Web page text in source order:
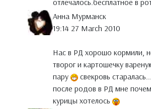
отлечалось.бесплатное в
Анна Мурманск
19:14 27 March 2010
Нас в РД хорошо кормили,
творог и картошечку
пару
свекровь
после родов в РД мне
курицы хотелось